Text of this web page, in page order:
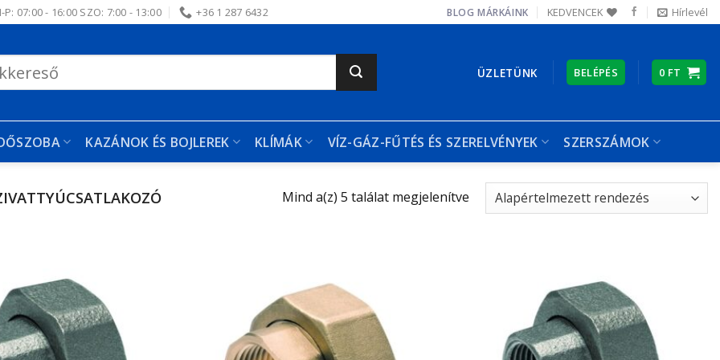
P: 07:00 - 16:00 SZO: 7:00 - 13:00 +36 1 287 6432 BLOG MÁRKÁINK KEDVENCEK Hírlevél
ÜZLETÜNK BELÉPÉS 0 FT
KAZÁNOK ÉS BOJLEREK KLÍMÁK VÍZ-GÁZ-FŰTÉS ÉS SZERELVÉNYEK SZERSZÁMOK
Mind a(z) 5 találat megjelenítve